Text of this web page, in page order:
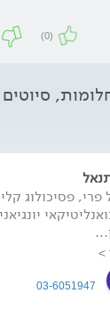
(0)
סיוטים
>
03-6051947